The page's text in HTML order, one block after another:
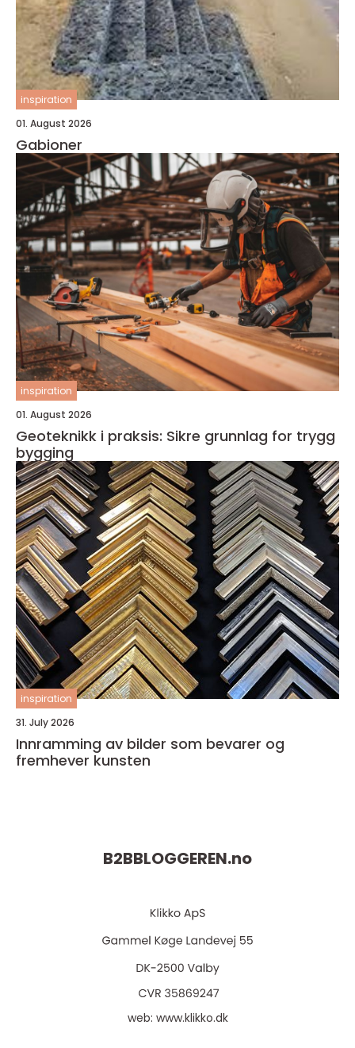
inspiration
01. August 2026
Gabioner
inspiration
01. August 2026
Geoteknikk i praksis: Sikre grunnlag for trygg
bygging
inspiration
31. July 2026
Innramming av bilder som bevarer og
fremhever kunsten
B2BBLOGGEREN.no
web: www.klikko.dk